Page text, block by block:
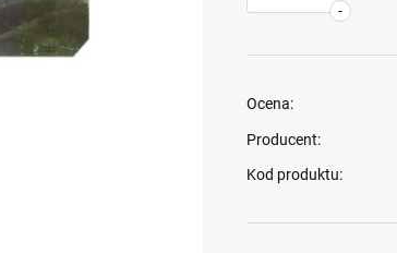
-
Ocena:
Producent:
Kod produktu: